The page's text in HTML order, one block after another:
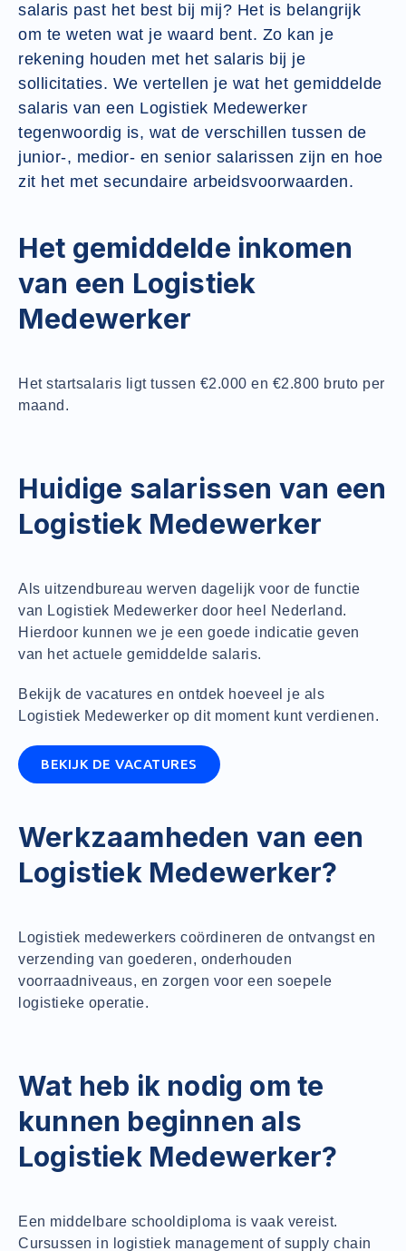
salaris past het best bij mij? Het is belangrijk
om te weten wat je waard bent. Zo kan je
rekening houden met het salaris bij je
sollicitaties. We vertellen je wat het gemiddelde
salaris van een Logistiek Medewerker
tegenwoordig is, wat de verschillen tussen de
junior-, medior- en senior salarissen zijn en hoe
zit het met secundaire arbeidsvoorwaarden.
Het gemiddelde inkomen
van een Logistiek
Medewerker
Het startsalaris ligt tussen €2.000 en €2.800 bruto per
maand.
Huidige salarissen van een
Logistiek Medewerker
Als uitzendbureau werven dagelijk voor de functie
van Logistiek Medewerker door heel Nederland.
Hierdoor kunnen we je een goede indicatie geven
van het actuele gemiddelde salaris.
Bekijk de vacatures en ontdek hoeveel je als
Logistiek Medewerker op dit moment kunt verdienen.
BEKIJK DE VACATURES
Werkzaamheden van een
Logistiek Medewerker?
Logistiek medewerkers coördineren de ontvangst en
verzending van goederen, onderhouden
voorraadniveaus, en zorgen voor een soepele
logistieke operatie.
Wat heb ik nodig om te
kunnen beginnen als
Logistiek Medewerker?
Een middelbare schooldiploma is vaak vereist.
Cursussen in logistiek management of supply chain